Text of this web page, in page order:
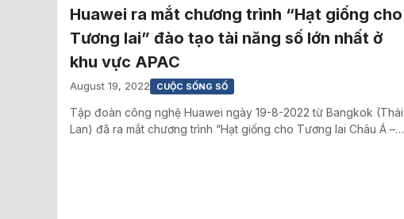
Huawei ra mắt chương trình “Hạt giống cho
Tương lai” đào tạo tài năng số lớn nhất ở
khu vực APAC
August 19, 2022 CUỘC SỐNG SỐ
Tập đoàn công nghệ Huawei ngày 19-8-2022 từ Bangkok (Thái
Lan) đã ra mắt chương trình “Hạt giống cho Tương lai Châu Á –…